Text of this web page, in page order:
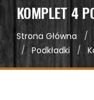
KOMPLET 4
Strona Główna
Podkładki